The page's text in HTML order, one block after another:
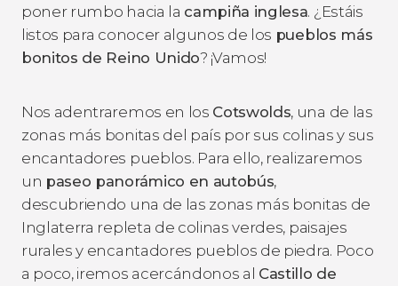
poner rumbo hacia la campiña inglesa. ¿Estáis
listos para conocer algunos de los pueblos más
bonitos de Reino Unido? ¡Vamos!
Nos adentraremos en los Cotswolds, una de las
zonas más bonitas del país por sus colinas y sus
encantadores pueblos. Para ello, realizaremos
un paseo panorámico en autobús,
descubriendo una de las zonas más bonitas de
Inglaterra repleta de colinas verdes, paisajes
rurales y encantadores pueblos de piedra. Poco
a poco, iremos acercándonos al Castillo de